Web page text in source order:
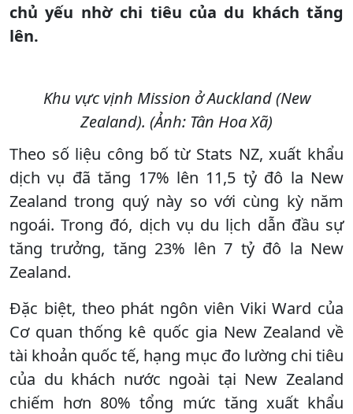
chủ yếu nhờ chi tiêu của du khách tăng
lên.
Khu vực vịnh Mission ở Auckland (New
Zealand). (Ảnh: Tân Hoa Xã)
Theo số liệu công bố từ Stats NZ, xuất khẩu
dịch vụ đã tăng 17% lên 11,5 tỷ đô la New
Zealand trong quý này so với cùng kỳ năm
ngoái. Trong đó, dịch vụ du lịch dẫn đầu sự
tăng trưởng, tăng 23% lên 7 tỷ đô la New
Zealand.
Đặc biệt, theo phát ngôn viên Viki Ward của
Cơ quan thống kê quốc gia New Zealand về
tài khoản quốc tế, hạng mục đo lường chi tiêu
của du khách nước ngoài tại New Zealand
chiếm hơn 80% tổng mức tăng xuất khẩu